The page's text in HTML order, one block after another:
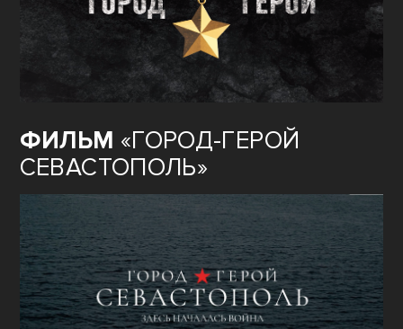
ФИЛЬМ «ГОРОД-ГЕРОЙ
СЕВАСТОПОЛЬ»